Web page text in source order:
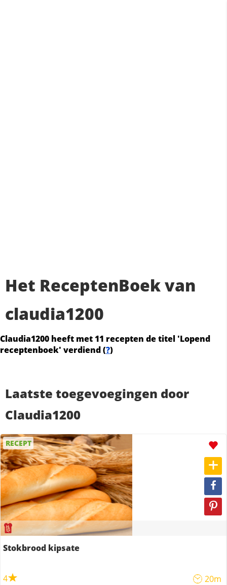
Het ReceptenBoek van
claudia1200
Claudia1200 heeft met 11 recepten de titel 'Lopend
receptenboek' verdiend (?)
Laatste toegevoegingen door
Claudia1200
RECEPT
Stokbrood kipsate
4 20m